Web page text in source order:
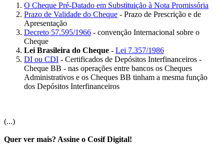
O Cheque Pré-Datado em Substituição à Nota Promissória
Prazo de Validade do Cheque - Prazo de Prescrição e de
Apresentação
Decreto 57.595/1966 - convenção Internacional sobre o
Cheque
Lei Brasileira do Cheque - Lei 7.357/1986
DI ou CDI - Certificados de Depósitos Interfinanceiros -
Cheque BB - nas operações entre bancos os Cheques
Administrativos e os Cheques BB tinham a mesma função
dos Depósitos Interfinanceiros
(...)
Quer ver mais? Assine o Cosif Digital!